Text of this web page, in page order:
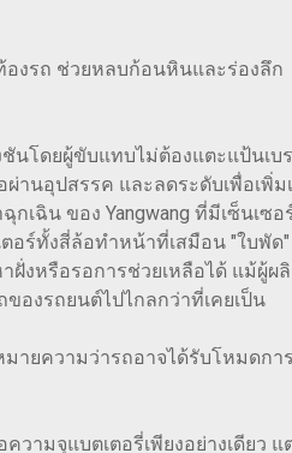
องรถ ช่วยหลบก้อนหินและร่องลึก
ชันโดยผู้ขับแทบไม่ต้องแตะแป้นเบ
นอุปสรรค และลดระดับเพื่อเพิ่ม
เฉิน ของ Yangwang ที่มีเซ็นเ
อร์ทั้งสี่ล้อทำหน้าที่เสมือน "ใบพั
งหรือรอการช่วยเหลือได้ แม้ผู้
องรถยนต์ไปไกลกว่าที่เคยเป็น
มายความว่ารถอาจได้รับโหมดก
ามจุแบตเตอรี่เพียงอย่างเดียว